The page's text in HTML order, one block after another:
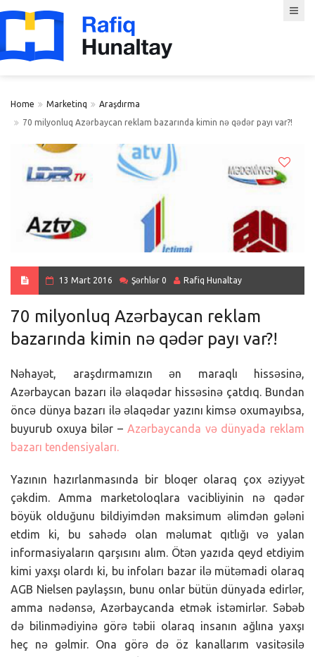
Home Marketinq
Araşdırma
70 milyonluq Azərbaycan reklam bazarında kimin nə qədər payı var?!
13 Mart 2016 Şərhlər 0 Rafiq Hunaltay
70 milyonluq Azərbaycan reklam
bazarında kimin nə qədər payı var?!
Nəhayət, araşdırmamızın ən maraqlı hissəsinə,
Azərbaycan bazarı ilə əlaqədar hissəsinə çatdıq. Bundan
öncə dünya bazarı ilə əlaqədar yazını kimsə oxumayıbsa,
buyurub oxuya bilər – Azərbaycanda və dünyada reklam
bazarı tendensiyaları.
Yazının hazırlanmasında bir bloqer olaraq çox əziyyət
çəkdim. Amma marketoloqlara vacibliyinin nə qədər
böyük olduğunu bildiyimdən maksimum əlimdən gələni
etdim ki, bu sahədə olan məlumat qıtlığı və yalan
informasiyaların qarşısını alım. Ötən yazıda qeyd etdiyim
kimi yaxşı olardı ki, bu infoları bazar ilə mütəmadi olaraq
AGB Nielsen paylaşsın, bunu onlar bütün dünyada edirlər,
amma nədənsə, Azərbaycanda etmək istəmirlər. Səbəb
də bilinmədiyinə görə təbii olaraq insanın ağlına yaxşı
heç nə gəlmir. Ona görə də öz kanallarım vasitəsilə